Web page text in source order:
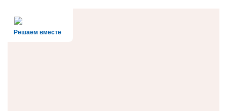
Решаем вместе